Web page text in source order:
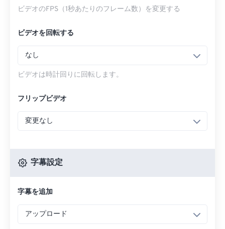
ビデオのFPS（1秒あたりのフレーム数）を変更する
ビデオを回転する
なし
ビデオは時計回りに回転します。
フリップビデオ
変更なし
字幕設定
字幕を追加
アップロード